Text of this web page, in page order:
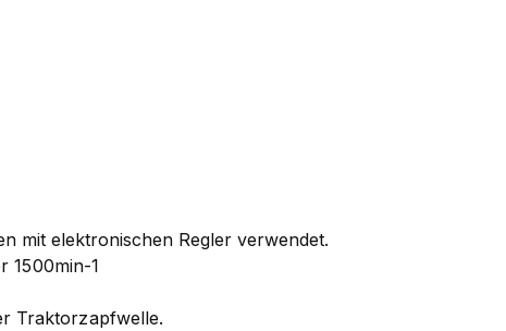
mit elektronischen Regler verwendet.
1500min-1
Traktorzapfwelle.